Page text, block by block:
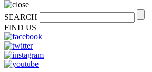
SEARCH
FIND US